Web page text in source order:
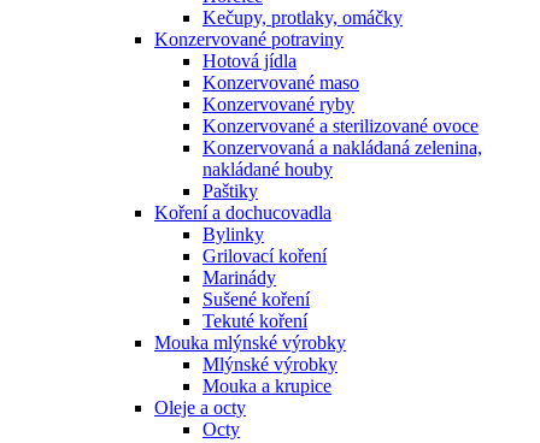
Kečupy, protlaky, omáčky
Konzervované potraviny
Hotová jídla
Konzervované maso
Konzervované ryby
Konzervované a sterilizované ovoce
Konzervovaná a nakládaná zelenina,
nakládané houby
Paštiky
Koření a dochucovadla
Bylinky
Grilovací koření
Marinády
Sušené koření
Tekuté koření
Mouka mlýnské výrobky
Mlýnské výrobky
Mouka a krupice
Oleje a octy
Octy